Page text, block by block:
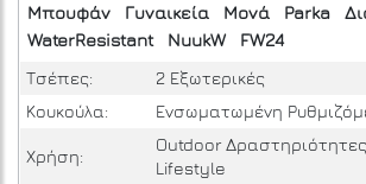
Μπουφάν Γυναικεία Μονά Parka
WaterResistant
NuukW
FW24
Τσέπες:
2 Εξωτερικές
Κουκούλα:
Ενσωματωμένη
Χρήση:
Outdoor
Lifestyle